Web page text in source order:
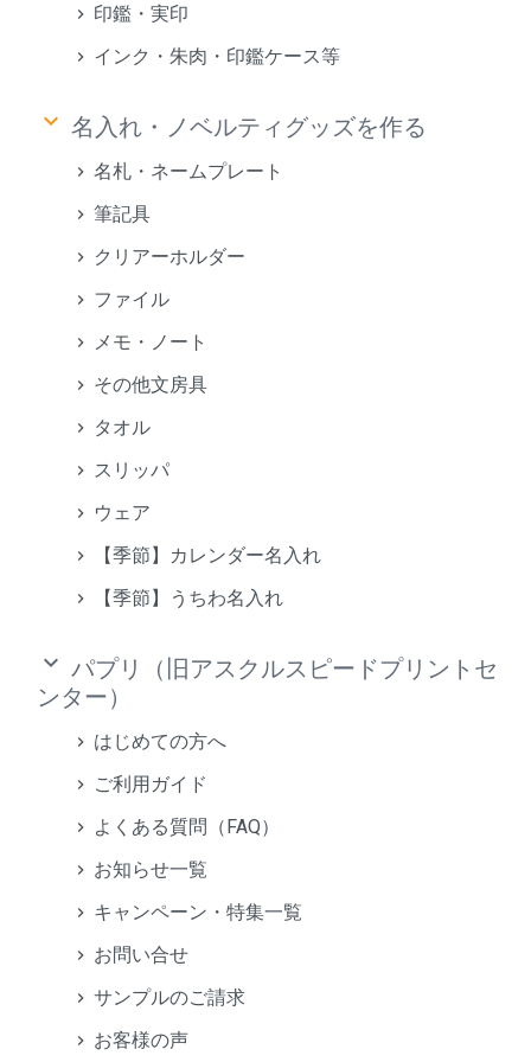
印鑑・実印
インク・朱肉・印鑑ケース等
keyboard_arrow_down 名入れ・ノベルティグッズを作る
名札・ネームプレート
筆記具
クリアーホルダー
ファイル
メモ・ノート
その他文房具
タオル
スリッパ
ウェア
【季節】カレンダー名入れ
【季節】うちわ名入れ
keyboard_arrow_down パプリ（旧アスクルスピードプリントセ
ンター）
はじめての方へ
ご利用ガイド
よくある質問（FAQ）
お知らせ一覧
キャンペーン・特集一覧
お問い合せ
サンプルのご請求
お客様の声